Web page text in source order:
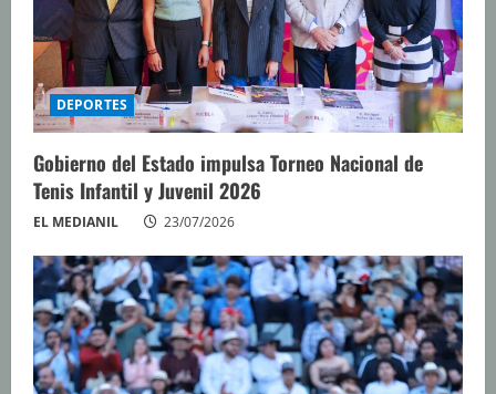
d
o DEPORTES
Gobierno del Estado impulsa Torneo Nacional de
Tenis Infantil y Juvenil 2026
EL MEDIANIL 23/07/2026